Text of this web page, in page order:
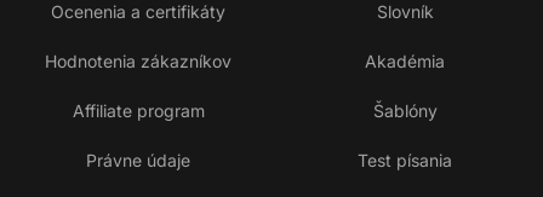
Ocenenia a certifikáty
Hodnotenia zákazníkov
Affiliate program
Právne údaje
Slovník
Akadémia
Šablóny
Test písania